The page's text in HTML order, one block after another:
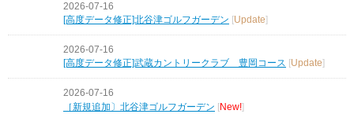
2026-07-16
[高度データ修正]北谷津ゴルフガーデン [Update]
2026-07-16
[高度データ修正]武蔵カントリークラブ 豊岡コース
Update
2026-07-16
［新規追加〕北谷津ゴルフガーデン [New!]